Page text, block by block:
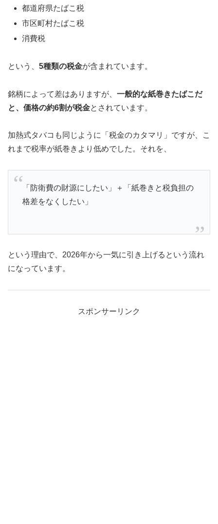
都道府県たばこ税
市区町村たばこ税
消費税
という、 5種類の税金が含まれています。
銘柄によって差はありますが、 一般的な紙巻きたばこだ
と、価格の約6割が税金とされています。
加熱式タバコも同じように「税金のカタマリ」ですが、こ
れまで税率が紙巻きより低めでした。それを、
「防衛費の財源にしたい」＋「紙巻きと税負担の
格差をなくしたい」
という理由で、2026年から一気に引き上げるという流れ
になっています。
スポンサーリンク